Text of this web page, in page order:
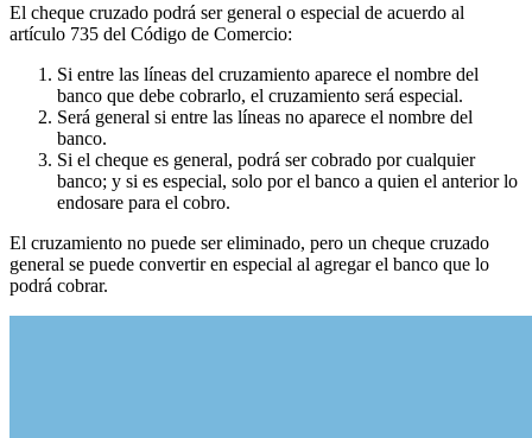
El cheque cruzado podrá ser general o especial de acuerdo al
artículo 735 del Código de Comercio:
Si entre las líneas del cruzamiento aparece el nombre del
banco que debe cobrarlo, el cruzamiento será especial.
Será general si entre las líneas no aparece el nombre del
banco.
Si el cheque es general, podrá ser cobrado por cualquier
banco; y si es especial, solo por el banco a quien el anterior lo
endosare para el cobro.
El cruzamiento no puede ser eliminado, pero un cheque cruzado
general se puede convertir en especial al agregar el banco que lo
podrá cobrar.